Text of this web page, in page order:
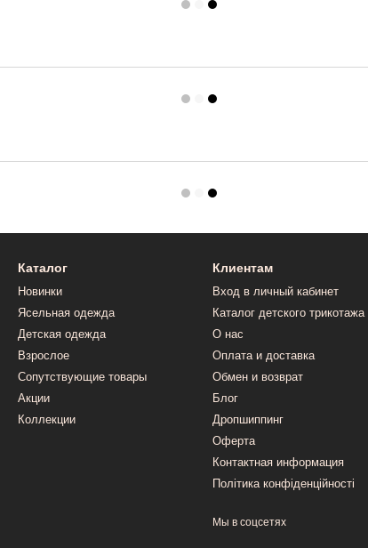
Каталог
Новинки
Ясельная одежда
Детская одежда
Взрослое
Сопутствующие товары
Акции
Коллекции
Клиентам
Вход в личный кабинет
Каталог детского трикотажа
О нас
Оплата и доставка
Обмен и возврат
Блог
Дропшиппинг
Оферта
Контактная информация
Політика конфіденційності
Мы в соцсетях